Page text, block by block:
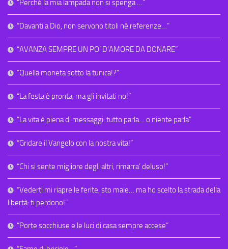
“Perché la mia lampada non si spenga …”
“Davanti a Dio, non servono titoli né referenze…”
“AVANZA SEMPRE UN PO’ D’AMORE DA DONARE”
“Quella moneta sotto la tunica!?”
“La festa è pronta, ma gli invitati no!”
“La vita è piena di messaggi: tutto parla… o niente parla”
“Gridare il Vangelo con la nostra vita!”
“Chi si sente migliore degli altri, rimarra’ deluso!”
“Vederti mi riapre le ferite, sto male… ma ho scelto la strada della
libertà: ti perdono!”
“Porte socchiuse e le luci di casa sempre accese”